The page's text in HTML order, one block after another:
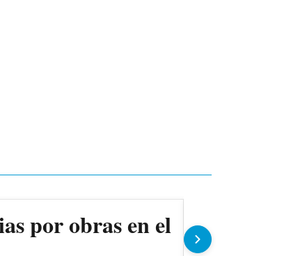
por obras en el
Ollas